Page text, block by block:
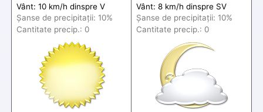
Vânt: 10 km/h dinspre V
Șanse de precipitații: 10%
Cantitate precip.: 0
Vânt: 8 km/h dinspre SV
Șanse de precipitații: 10%
Cantitate precip.: 0